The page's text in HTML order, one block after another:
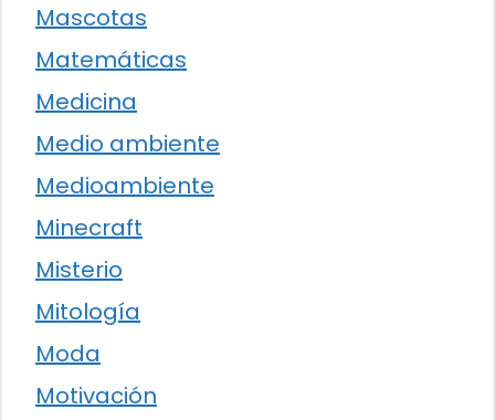
Mascotas
Matemáticas
Medicina
Medio ambiente
Medioambiente
Minecraft
Misterio
Mitología
Moda
Motivación